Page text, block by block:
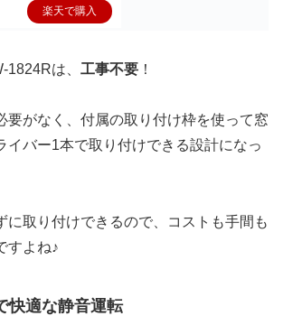
楽天で購入
は、 工事不要 ！
要がなく、付属の取り付け枠を使って窓
イバー1本で取り付けできる設計になっ
に取り付けできるので、コストも手間も
すよね♪
快適な静音運転